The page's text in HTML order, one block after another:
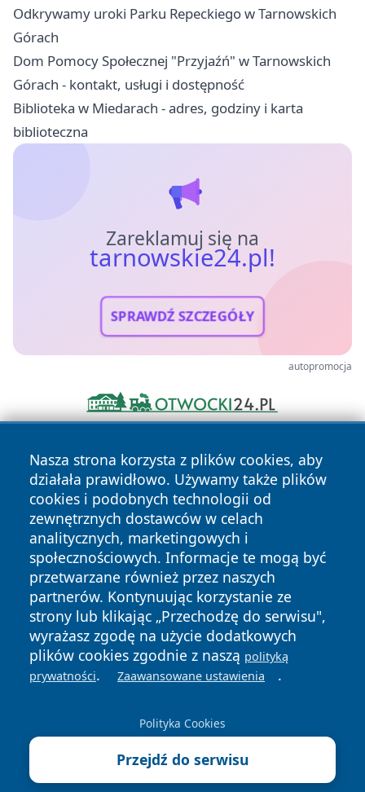
Odkrywamy uroki Parku Repeckiego w Tarnowskich
Górach
Dom Pomocy Społecznej "Przyjaźń" w Tarnowskich
Górach - kontakt, usługi i dostępność
Biblioteka w Miedarach - adres, godziny i karta
biblioteczna
Zareklamuj się na
tarnowskie24.pl!
SPRAWDŹ SZCZEGÓŁY
autopromocja
Nasza strona korzysta z plików cookies, aby
działała prawidłowo. Używamy także plików
cookies i podobnych technologii od
zewnętrznych dostawców w celach
analitycznych, marketingowych i
społecznościowych. Informacje te mogą być
przetwarzane również przez naszych
partnerów. Kontynuując korzystanie ze
strony lub klikając „Przechodzę do serwisu",
wyrażasz zgodę na użycie dodatkowych
plików cookies zgodnie z naszą polityką
prywatności. Zaawansowane ustawienia .
Polityka Cookies
Przejdź do serwisu
Copyright © 2026 tarnowskie24.pl Wszystkie prawa
zastrzeżone.
News Autorzy
Polityka
Prywatności
Polityka
Cookies